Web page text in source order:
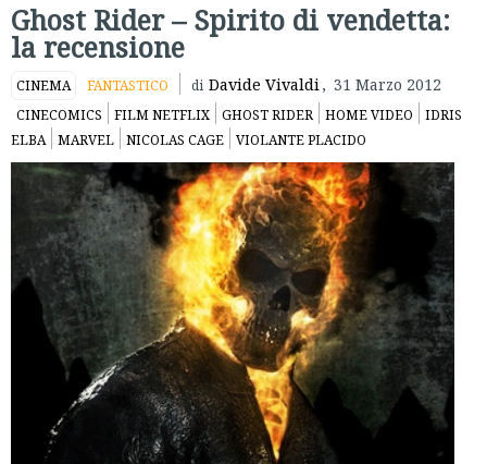
Ghost Rider – Spirito di vendetta:
la recensione
CINEMA FANTASTICO di Davide Vivaldi, 31 Marzo 2012
CINECOMICS FILM NETFLIX GHOST RIDER HOME VIDEO
IDRIS
ELBA
MARVEL NICOLAS CAGE VIOLANTE PLACIDO